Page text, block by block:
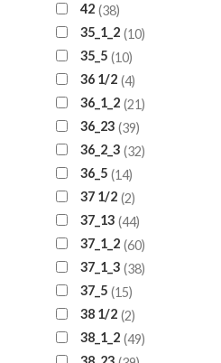
42 38
35_1_2 10
35_5 10
36 1/2 4
36_1_2 21
36_23 39
36_2_3 32
36_5 14
37 1/2 2
37_13 44
37_1_2 60
37_1_3 38
37_5 15
38 1/2 2
38_1_2 49